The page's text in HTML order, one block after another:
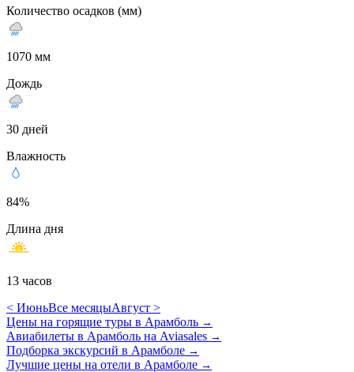
Количество осадков (мм)
1070 мм
Дождь
30 дней
Влажность
84%
Длина дня
13 часов
< ИюньВсе месяцыАвгуст >
Цены на горящие туры в Арамболь →
Авиабилеты в Арамболь на Aviasales →
Подборка экскурсий в Арамболе →
Лучшие цены на отели в Арамболе →